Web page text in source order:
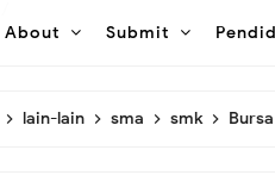
About Submit
lain-lain sma smk